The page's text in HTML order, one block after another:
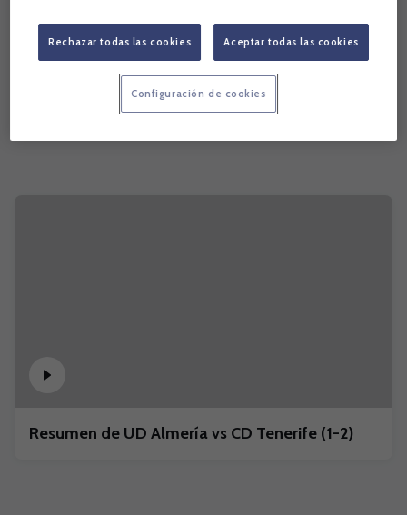
Resumen de UD Almería vs CD Tenerife (1-2)
Rechazar todas las cookies Aceptar todas las cookies
Configuración de cookies